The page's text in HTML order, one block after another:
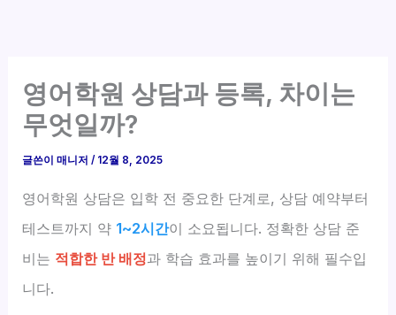
영어학원 상담과 등록, 차이는
무엇일까?
글쓴이매니저/ 12월 8, 2025
영어학원 상담은 입학 전 중요한 단계로, 상담 예약부터
테스트까지 약 1~2시간이 소요됩니다. 정확한 상담 준
비는 적합한 반 배정과 학습 효과를 높이기 위해 필수입
니다.